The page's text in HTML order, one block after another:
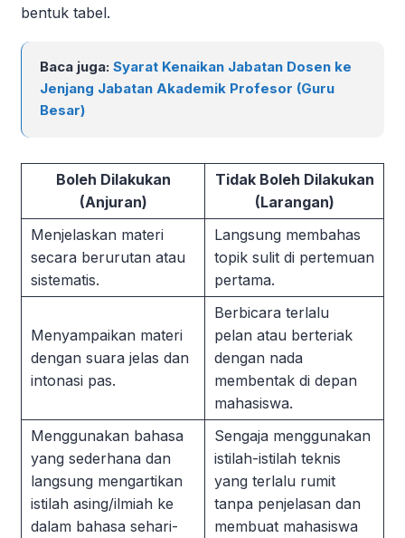
bentuk tabel.
Baca juga: Syarat Kenaikan Jabatan Dosen ke
Jenjang Jabatan Akademik Profesor (Guru
Besar)
Boleh Dilakukan
(Anjuran)
Tidak Boleh Dilakukan
(Larangan)
Menjelaskan materi
secara berurutan atau
sistematis.
Langsung membahas
topik sulit di pertemuan
pertama.
Menyampaikan materi
dengan suara jelas dan
intonasi pas.
Berbicara terlalu
pelan atau berteriak
dengan nada
membentak di depan
mahasiswa.
Menggunakan bahasa
yang sederhana dan
langsung mengartikan
istilah asing/ilmiah ke
dalam bahasa sehari-
Sengaja menggunakan
istilah-istilah teknis
yang terlalu rumit
tanpa penjelasan dan
membuat mahasiswa